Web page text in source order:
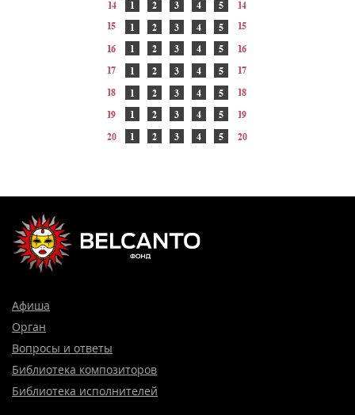
Афиша
Орган
Вопросы и ответы
Библиотека композиторов
Библиотека исполнителей